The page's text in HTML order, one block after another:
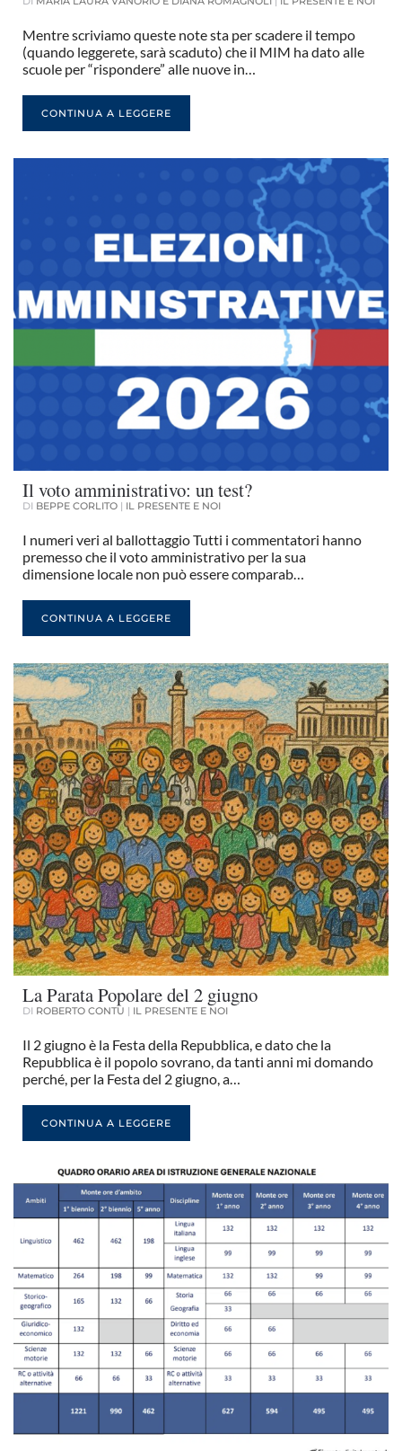
Mentre scriviamo queste note sta per scadere il tempo
(quando leggerete, sarà scaduto) che il MIM ha dato alle
scuole per “rispondere” alle nuove in…
CONTINUA A LEGGERE
Il voto amministrativo: un test?
DI BEPPE CORLITO | IL PRESENTE E NOI
I numeri veri al ballottaggio Tutti i commentatori hanno
premesso che il voto amministrativo per la sua
dimensione locale non può essere comparab…
CONTINUA A LEGGERE
La Parata Popolare del 2 giugno
DI ROBERTO CONTU | IL PRESENTE E NOI
Il 2 giugno è la Festa della Repubblica, e dato che la
Repubblica è il popolo sovrano, da tanti anni mi domando
perché, per la Festa del 2 giugno, a…
CONTINUA A LEGGERE